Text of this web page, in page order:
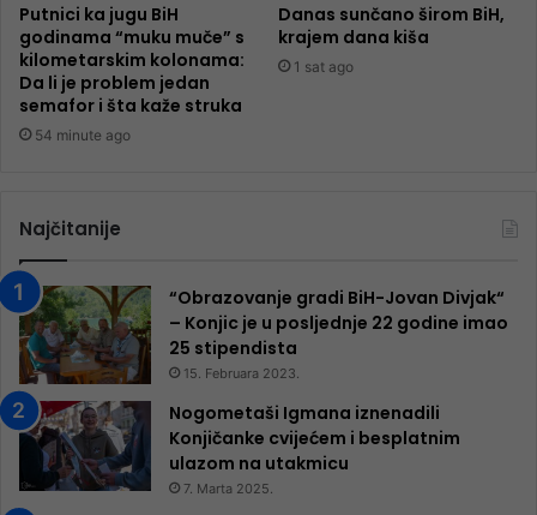
Putnici ka jugu BiH
godinama “muku muče” s
kilometarskim kolonama:
Da li je problem jedan
semafor i šta kaže struka
54 minute ago
Danas sunčano širom BiH,
krajem dana kiša
1 sat ago
Najčitanije
“Obrazovanje gradi BiH-Jovan Divjak“
– Konjic je u posljednje 22 godine imao
25 ​​stipendista
15. Februara 2023.
Nogometaši Igmana iznenadili
Konjičanke cvijećem i besplatnim
ulazom na utakmicu
7. Marta 2025.